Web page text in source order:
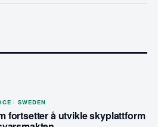
· SWEDEN
fortsetter å utvikle skyplattform